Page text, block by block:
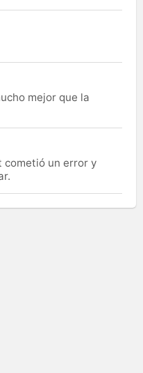
mejor que la
cometió un error y